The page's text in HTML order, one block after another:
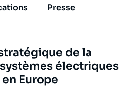
Presse
de la
électriques
Europe